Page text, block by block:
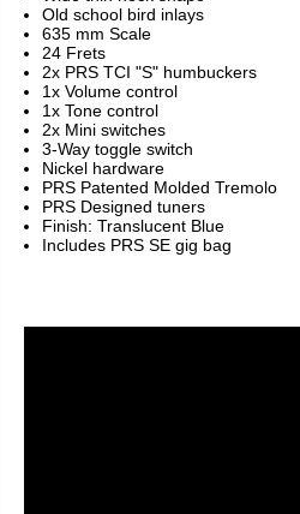
Old school bird inlays
635 mm Scale
24 Frets
2x PRS TCI "S" humbuckers
1x Volume control
1x Tone control
2x Mini switches
3-Way toggle switch
Nickel hardware
PRS Patented Molded Tremolo
PRS Designed tuners
Finish: Translucent Blue
Includes PRS SE gig bag